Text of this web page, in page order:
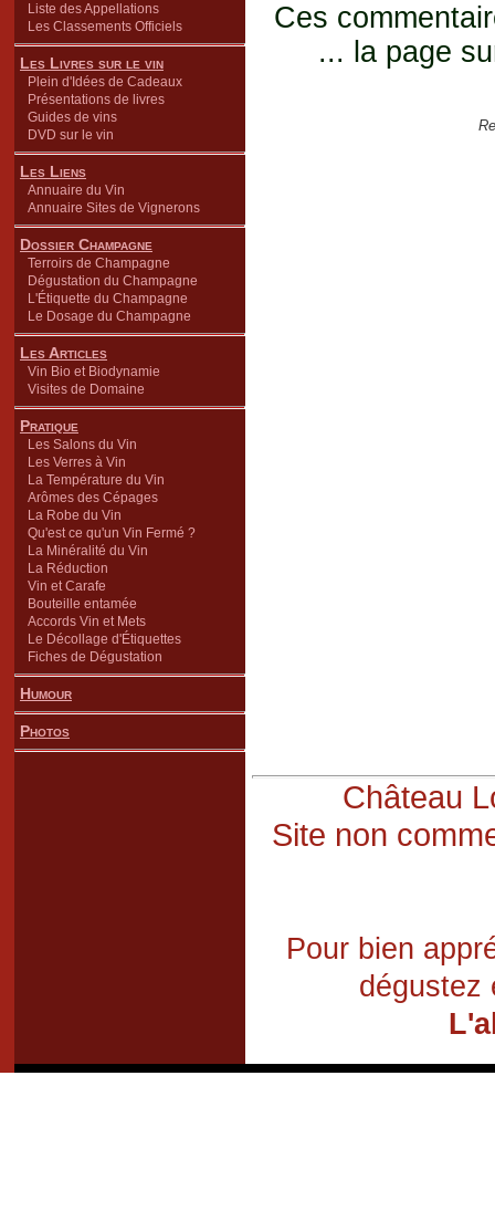
Liste des Appellations
Les Classements Officiels
Les Livres sur le vin
Plein d'Idées de Cadeaux
Présentations de livres
Guides de vins
DVD sur le vin
Les Liens
Annuaire du Vin
Annuaire Sites de Vignerons
Dossier Champagne
Terroirs de Champagne
Dégustation du Champagne
L'Étiquette du Champagne
Le Dosage du Champagne
Les Articles
Vin Bio et Biodynamie
Visites de Domaine
Pratique
Les Salons du Vin
Les Verres à Vin
La Température du Vin
Arômes des Cépages
La Robe du Vin
Qu'est ce qu'un Vin Fermé ?
La Minéralité du Vin
La Réduction
Vin et Carafe
Bouteille entamée
Accords Vin et Mets
Le Décollage d'Étiquettes
Fiches de Dégustation
Humour
Photos
Ces
... la page
Château
Site non
Pour bien
dégustez